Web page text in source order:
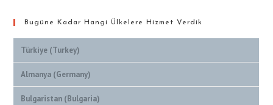
Bugüne Kadar Hangi Ülkelere Hizmet Verdik
Türkiye (Turkey)
Almanya (Germany)
Bulgaristan (Bulgaria)